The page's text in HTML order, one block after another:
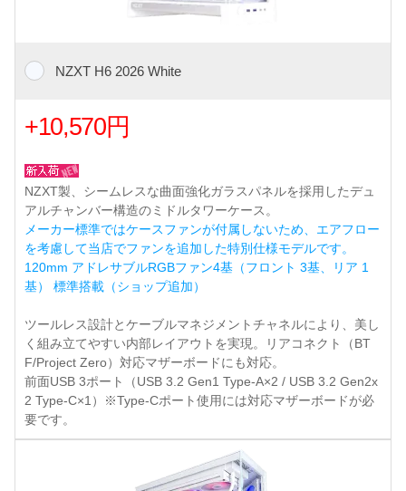
NZXT H6 2026 White
+10,570円
NZXT製、シームレスな曲面強化ガラスパネルを採用したデュ
アルチャンバー構造のミドルタワーケース。
メーカー標準ではケースファンが付属しないため、エアフロー
を考慮して当店でファンを追加した特別仕様モデルです。
120mm アドレサブルRGBファン4基（フロント 3基、リア 1
基） 標準搭載（ショップ追加）
ツールレス設計とケーブルマネジメントチャネルにより、美し
く組み立てやすい内部レイアウトを実現。リアコネクト（BT
F/Project Zero）対応マザーボードにも対応。
前面USB 3ポート（USB 3.2 Gen1 Type-A×2 / USB 3.2 Gen2x
2 Type-C×1）※Type-Cポート使用には対応マザーボードが必
要です。